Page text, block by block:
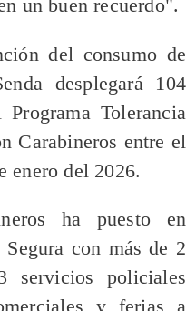
un buen recuerdo".
del consumo de
desplegará 104
Tolerancia
Carabineros entre el
enero del 2026.
ha puesto en
con más de 2
servicios policiales